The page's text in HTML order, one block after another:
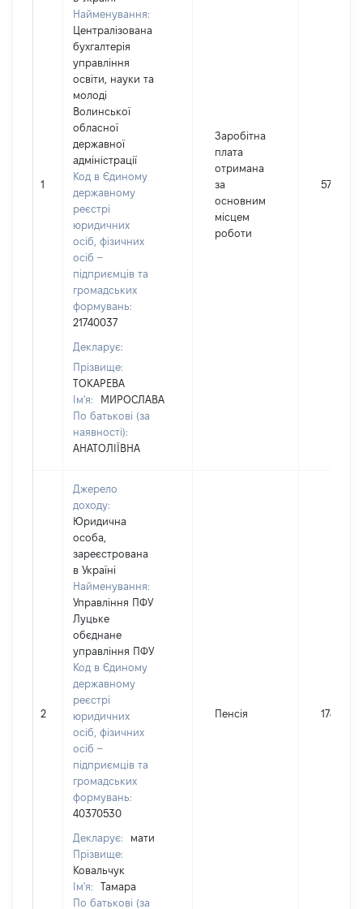
1
Найменування:
Централізована
бухгалтерія
управління
освіти, науки та
молоді
Волинської
обласної
державної
адміністрації
Код в Єдиному
державному
реєстрі
юридичних
осіб, фізичних
осіб –
підприємців та
громадських
формувань:
21740037
Декларує:
Прізвище:
ТОКАРЕВА
Ім'я:
МИРОСЛАВА
По батькові (за
наявності):
АНАТОЛІЇВНА
Заробітна
плата
отримана
за
основним
місцем
роботи
57410
2
Джерело
доходу:
Юридична
особа,
зареєстрована
в Україні
Найменування:
Управління ПФУ
Луцьке
обєднане
управління ПФУ
Код в Єдиному
державному
реєстрі
юридичних
осіб, фізичних
осіб –
підприємців та
громадських
формувань:
40370530
Декларує:
мати
Прізвище:
Ковальчук
Ім'я:
Тамара
По батькові (за
Пенсія 17407